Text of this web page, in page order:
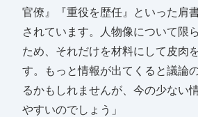
官僚』『重役を歴任』といった肩
されています。人物像について限
ため、それだけを材料にして皮肉
す。もっと情報が出てくると議論
るかもしれませんが、今の少ない
やすいのでしょう」